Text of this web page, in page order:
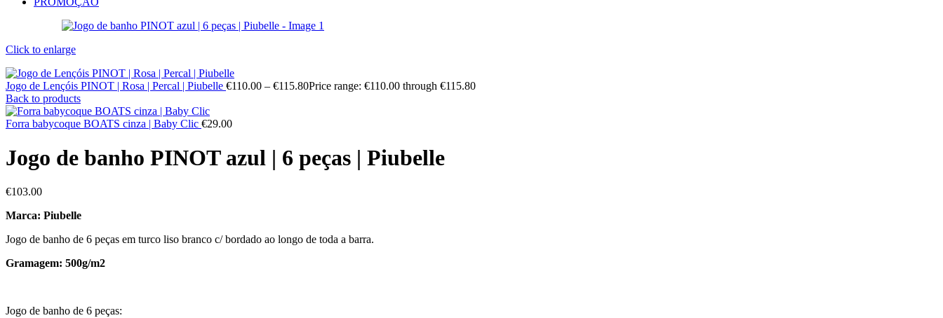
Click to enlarge
Jogo de Lençóis PINOT | Rosa | Percal | Piubelle €110.00 – €115.80Price range: €110.00 through €115.80
Back to products
Forra babycoque BOATS cinza | Baby Clic €29.00
Jogo de banho PINOT azul | 6 peças | Piubelle
€103.00
Marca: Piubelle
Jogo de banho de 6 peças em turco liso branco c/ bordado ao longo de toda a barra.
Gramagem: 500g/m2
Jogo de banho de 6 peças: